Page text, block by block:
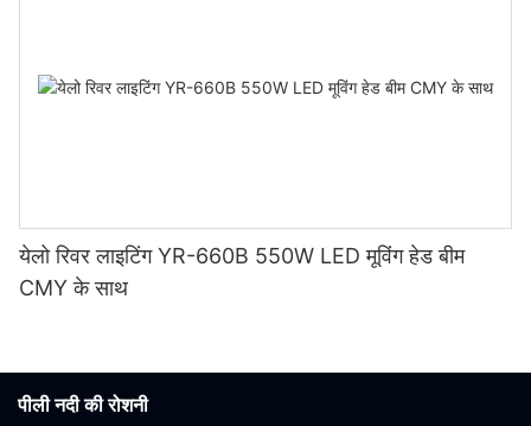
येलो रिवर लाइटिंग YR-660B 550W LED मूविंग हेड बीम
CMY के साथ
पीली नदी की रोशनी